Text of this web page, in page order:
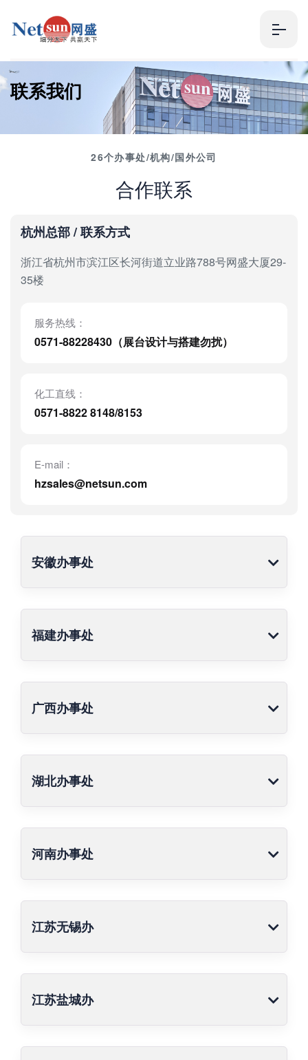
联系我们
26个办事处/机构/国外公司
合作联系
杭州总部 / 联系方式
浙江省杭州市滨江区长河街道立业路788号网盛大厦29-
35楼
服务热线：
0571-88228430（展台设计与搭建勿扰）
化工直线：
0571-8822 8148/8153
E-mail：
hzsales@netsun.com
安徽办事处
福建办事处
广西办事处
湖北办事处
河南办事处
江苏无锡办
江苏盐城办